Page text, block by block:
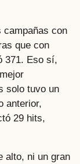
campañas con
que con
371. Eso sí,
solo tuvo un
anterior,
29 hits,
alto, ni un gran